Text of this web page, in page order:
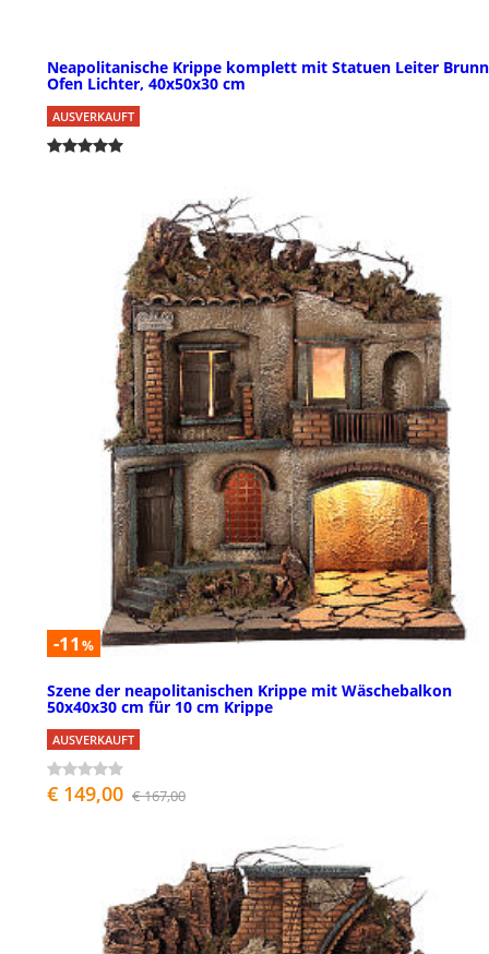
Neapolitanische Krippe komplett mit Statuen Leiter
Ofen Lichter, 40x50x30 cm
AUSVERKAUFT
-11 %
Szene der neapolitanischen Krippe mit Wäschebalkon
50x40x30 cm für 10 cm Krippe
AUSVERKAUFT
€ 149,00 € 167,00